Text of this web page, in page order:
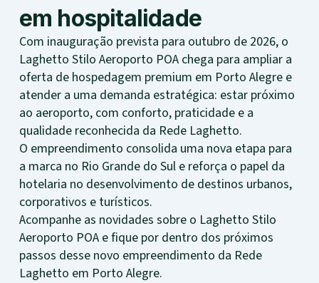
em hospitalidade
Com inauguração prevista para outubro de 2026, o
Laghetto Stilo Aeroporto POA chega para ampliar a
oferta de hospedagem premium em Porto Alegre e
atender a uma demanda estratégica: estar próximo
ao aeroporto, com conforto, praticidade e a
qualidade reconhecida da Rede Laghetto.
O empreendimento consolida uma nova etapa para
a marca no Rio Grande do Sul e reforça o papel da
hotelaria no desenvolvimento de destinos urbanos,
corporativos e turísticos.
Acompanhe as novidades sobre o Laghetto Stilo
Aeroporto POA e fique por dentro dos próximos
passos desse novo empreendimento da Rede
Laghetto em Porto Alegre.